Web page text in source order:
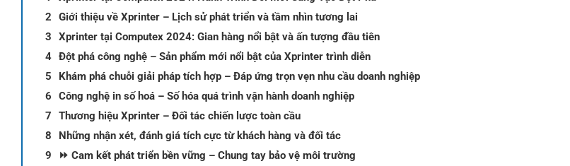
Giới thiệu về Xprinter – Lịch sử phát triển và tầm nhìn tương lai
Xprinter tại Computex 2024: Gian hàng nổi bật và ấn tượng đầu tiên
️Đột phá công nghệ – Sản phẩm mới nổi bật của Xprinter trình diễn
Khám phá chuỗi giải pháp tích hợp – Đáp ứng trọn vẹn nhu cầu doanh nghiệp
Công nghệ in số hoá – Số hóa quá trình vận hành doanh nghiệp
Thương hiệu Xprinter – Đối tác chiến lược toàn cầu
Những nhận xét, đánh giá tích cực từ khách hàng và đối tác
⏩ Cam kết phát triển bền vững – Chung tay bảo vệ môi trường